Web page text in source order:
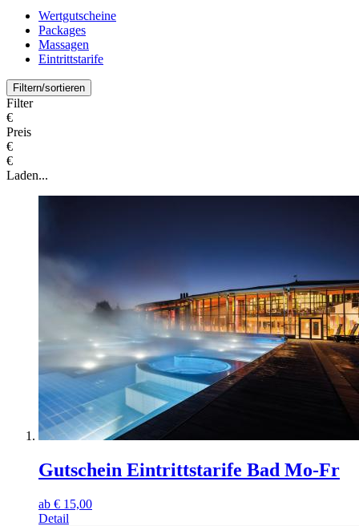
Wertgutscheine
Packages
Massagen
Eintrittstarife
Filtern/sortieren
Filter
€
Preis
€
€
Laden...
Gutschein Eintrittstarife Bad Mo-Fr
ab € 15,00
Detail